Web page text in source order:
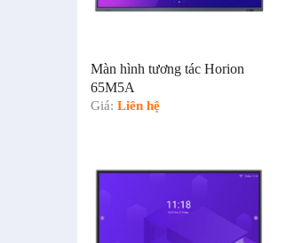
Màn hình tương tác Horion
65M5A
Giá: Liên hệ